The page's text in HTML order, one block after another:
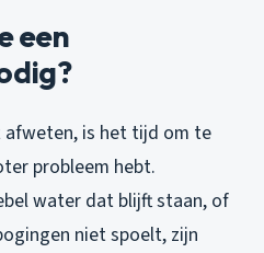
een
is het tijd om te
probleem hebt.
water dat blijft staan, of
niet spoelt, zijn